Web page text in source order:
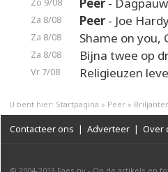
Za 8/08 Peer- Joe
Za 8/08 Shame on you,
Za 8/08 Bijna twee op
Vr 7/08 Religieuzen
U bent hier: Startpagina » Peer »
Contacteer ons | Adverteer | Over